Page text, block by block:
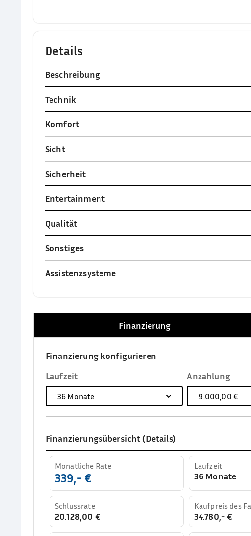
Details
Beschreibung
Technik
Komfort
Sicht
Sicherheit
Entertainment
Qualität
Sonstiges
Assistenzsysteme
Finanzierung
Finanzierung konfigurieren
Laufzeit
36 Monate
Anzahlung
9.000,00 €
Finanzierungsübersicht (Details)
Monatliche Rate
339,- €
Laufzeit
36 Monate
Schlussrate
20.128,00 €
Kaufpreis des
34.780,- €